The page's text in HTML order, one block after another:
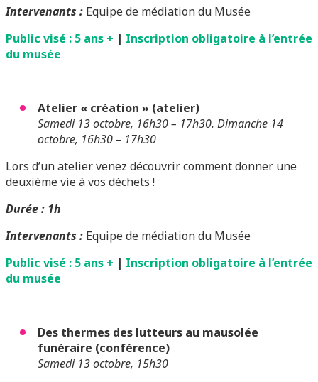
Intervenants : Equipe de médiation du Musée
Public visé : 5 ans + | Inscription obligatoire à l’entrée
du musée
Atelier « création » (atelier)
Samedi 13 octobre, 16h30 – 17h30. Dimanche 14
octobre, 16h30 – 17h30
Lors d’un atelier venez découvrir comment donner une
deuxième vie à vos déchets !
Durée : 1h
Intervenants : Equipe de médiation du Musée
Public visé : 5 ans + | Inscription obligatoire à l’entrée
du musée
Des thermes des lutteurs au mausolée
funéraire (conférence)
Samedi 13 octobre, 15h30